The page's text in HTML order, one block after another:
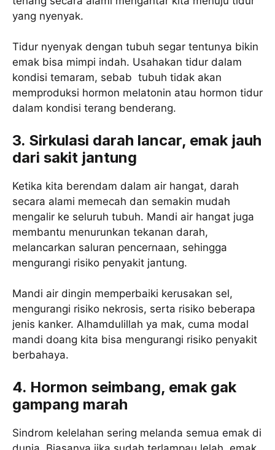
yang nyenyak.
Tidur nyenyak dengan tubuh segar tentunya bikin
emak bisa mimpi indah. Usahakan tidur dalam
kondisi temaram, sebab tubuh tidak akan
memproduksi hormon melatonin atau hormon tidur
dalam kondisi terang benderang.
3. Sirkulasi darah lancar, emak jauh
dari sakit jantung
Ketika kita berendam dalam air hangat, darah
secara alami memecah dan semakin mudah
mengalir ke seluruh tubuh. Mandi air hangat juga
membantu menurunkan tekanan darah,
melancarkan saluran pencernaan, sehingga
mengurangi risiko penyakit jantung.
Mandi air dingin memperbaiki kerusakan sel,
mengurangi risiko nekrosis, serta risiko beberapa
jenis kanker. Alhamdulillah ya mak, cuma modal
mandi doang kita bisa mengurangi risiko penyakit
berbahaya.
4. Hormon seimbang, emak gak
gampang marah
Sindrom kelelahan sering melanda semua emak di